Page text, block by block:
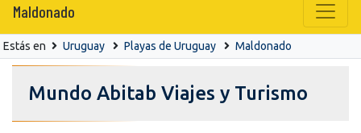
Maldonado
Estás en Uruguay Playas de Uruguay Maldonado
Mundo Abitab Viajes y Turismo